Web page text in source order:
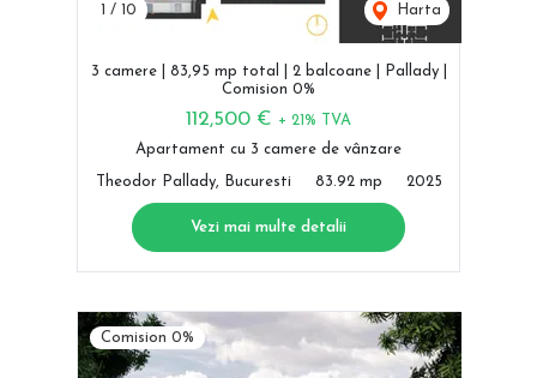
1 / 10 Harta
3 camere | 83,95 mp total | 2 balcoane | Pallady |
Comision 0%
112,500 € + 21% TVA
Apartament cu 3 camere de vânzare
Theodor Pallady, Bucuresti 83.92 mp 2025
Vezi mai multe detalii
Comision 0%